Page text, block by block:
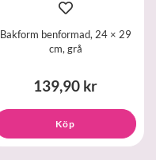
Bakform benformad, 24 × 29
cm, grå
139,90 kr
Köp